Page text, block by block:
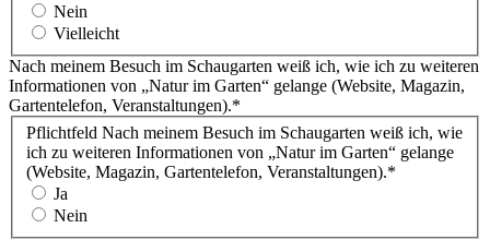
Nein
Vielleicht
Nach meinem Besuch im Schaugarten weiß ich, wie ich zu weiteren
Informationen von „Natur im Garten“ gelange (Website, Magazin,
Gartentelefon, Veranstaltungen).*
Pflichtfeld Nach meinem Besuch im Schaugarten weiß ich, wie
ich zu weiteren Informationen von „Natur im Garten“ gelange
(Website, Magazin, Gartentelefon, Veranstaltungen).*
Ja
Nein